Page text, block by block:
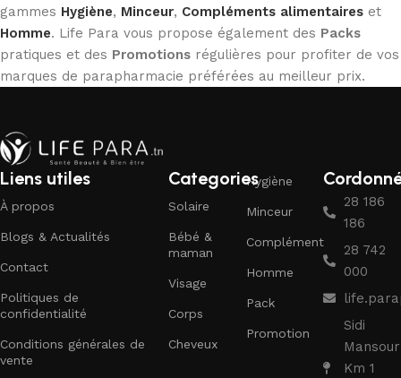
gammes Hygiène, Minceur, Compléments alimentaires et
Homme. Life Para vous propose également des Packs
pratiques et des Promotions régulières pour profiter de vos
marques de parapharmacie préférées au meilleur prix.
Liens utiles
À propos
Blogs & Actualités
Contact
Politiques de
confidentialité
Conditions générales de
vente
Categories
Solaire
Bébé &
maman
Visage
Corps
Cheveux
Hygiène
Minceur
Complément
Homme
Pack
Promotion
28 186
186
28 742
000
Sidi
Mansour
Km 1